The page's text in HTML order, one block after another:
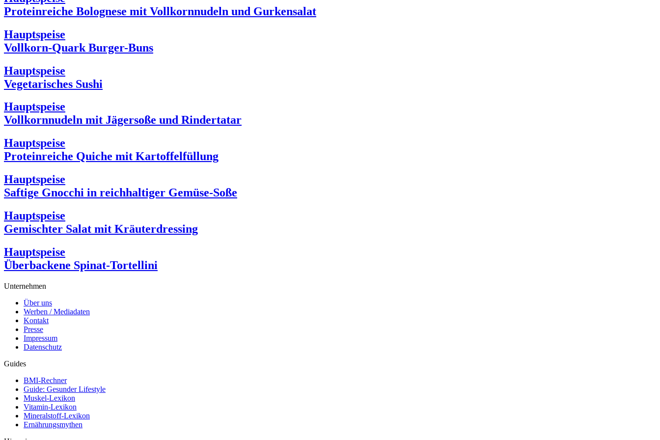
Proteinreiche Bolognese mit Vollkornnudeln und Gurkensalat
Hauptspeise
Vollkorn-Quark Burger-Buns
Hauptspeise
Vegetarisches Sushi
Hauptspeise
Vollkornnudeln mit Jägersoße und Rindertatar
Hauptspeise
Proteinreiche Quiche mit Kartoffelfüllung
Hauptspeise
Saftige Gnocchi in reichhaltiger Gemüse-Soße
Hauptspeise
Gemischter Salat mit Kräuterdressing
Hauptspeise
Überbackene Spinat-Tortellini
Unternehmen
Über uns
Werben / Mediadaten
Kontakt
Presse
Impressum
Datenschutz
Guides
BMI-Rechner
Guide: Gesunder Lifestyle
Muskel-Lexikon
Vitamin-Lexikon
Mineralstoff-Lexikon
Ernährungsmythen